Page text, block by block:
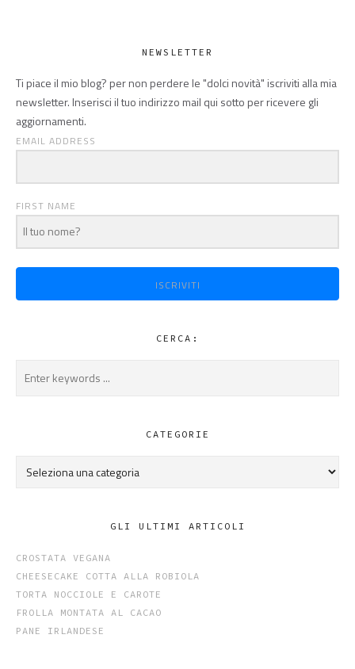
NEWSLETTER
Ti piace il mio blog? per non perdere le "dolci novità" iscriviti alla mia
newsletter. Inserisci il tuo indirizzo mail qui sotto per ricevere gli
aggiornamenti.
EMAIL ADDRESS
FIRST NAME
ISCRIVITI
CERCA:
CATEGORIE
GLI ULTIMI ARTICOLI
CROSTATA VEGANA
CHEESECAKE COTTA ALLA ROBIOLA
TORTA NOCCIOLE E CAROTE
FROLLA MONTATA AL CACAO
PANE IRLANDESE